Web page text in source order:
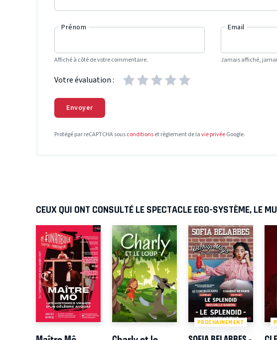
Prénom
Affiché à côté de votre commentaire.
Email
Jamais affiché,
Votre évaluation :
Envoyer
Protégé par reCAPTCHA sousconditionset règlement de lavie privéeGoogle.
CEUX QUI ONT CONSULTÉ LE SPECTACLE EGO-SYSTÈME, LE
PROCHAINEMENT